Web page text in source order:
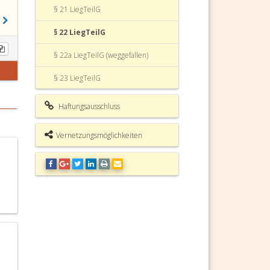
§ 21 LiegTeilG
§ 22 LiegTeilG
§ 22a LiegTeilG (weggefallen)
§ 23 LiegTeilG
§ 24 LiegTeilG
§ 25 LiegTeilG
§ 26 LiegTeilG
§ 27 LiegTeilG (weggefallen)
Haftungsausschluss
Vernetzungsmöglichkeiten